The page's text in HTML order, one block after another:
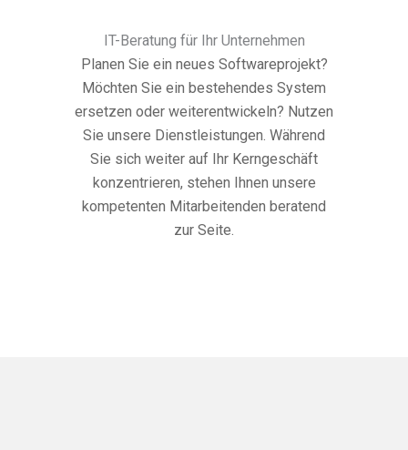
IT-Beratung für Ihr Unternehmen
Planen Sie ein neues Softwareprojekt?
Möchten Sie ein bestehendes System
ersetzen oder weiterentwickeln? Nutzen
Sie unsere Dienstleistungen. Während
Sie sich weiter auf Ihr Kerngeschäft
konzentrieren, stehen Ihnen unsere
kompetenten Mitarbeitenden beratend
zur Seite.